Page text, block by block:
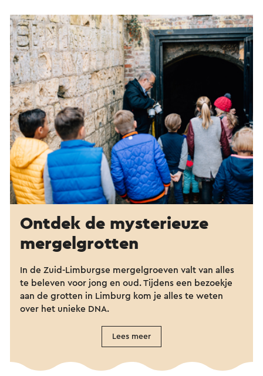
Ontdek de mysterieuze
mergelgrotten
In de Zuid-Limburgse mergelgroeven valt van alles
te beleven voor jong en oud. Tijdens een bezoekje
aan de grotten in Limburg kom je alles te weten
over het unieke DNA.
Lees meer